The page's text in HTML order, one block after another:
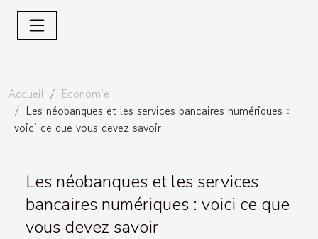
Accueil
Economie
Les néobanques et les services bancaires numériques :
voici ce que vous devez savoir
Les néobanques et les services
bancaires numériques : voici ce que
vous devez savoir